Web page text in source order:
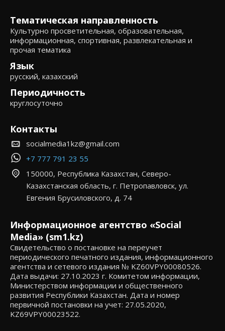
Тематическая направленность
Культурно просветительная, образовательная,
информационная, спортивная, развлекательная и
прочая тематика
Язык
русский, казахский
Периодичность
круглосуточно
Контакты
socialmedia1kz@gmail.com
+7 777 791 23 55
150000, Республика Казахстан, Северо-
Казахстанская область, г. Петропавловск, ул.
Евгения Брусиловского, д. 74
Информационное агентство «Social
Media» (sm1.kz)
Свидетельство о постановке на переучет
периодического печатного издания, информационного
агентства и сетевого издания № KZ60VPY00080526.
Дата выдачи: 27.10.2023 г. Комитетом информации,
Министерством информации и общественного
развития Республики Казахстан. Дата и номер
первичной постановки на учет: 27.05.2020,
KZ69VPY00023522.